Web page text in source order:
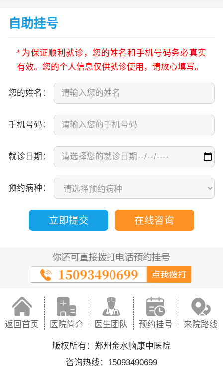
自助挂号
* 为保证顺利就诊，您的姓名和手机号码务必真实
有效。您的个人信息仅供就诊使用，请放心填写。
您的姓名：
手机号码：
就诊日期：
预约病种：
立即提交 在线咨询
返回首页 医院简介 医生团队 预约挂号 来院路线
版权所有：郑州金水脑康中医院
咨询热线：15093490699